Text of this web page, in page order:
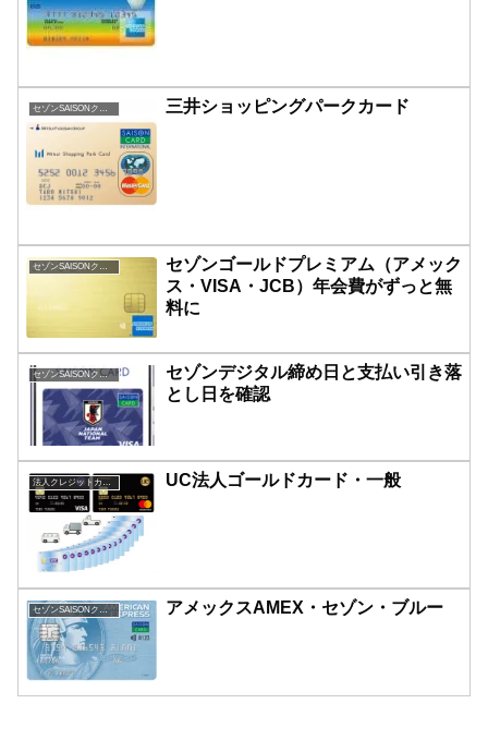
セゾンSAISONクレジットカード 三井ショッピングパークカード
セゾンSAISONクレジットカード
セゾンゴールドプレミアム（アメック
ス・VISA・JCB）年会費がずっと無
料に
セゾンSAISONクレジットカード
セゾンデジタル締め日と支払い引き落
とし日を確認
法人クレジットカード UC法人ゴールドカード・一般
アメックスAMEX・セゾン・ブルー